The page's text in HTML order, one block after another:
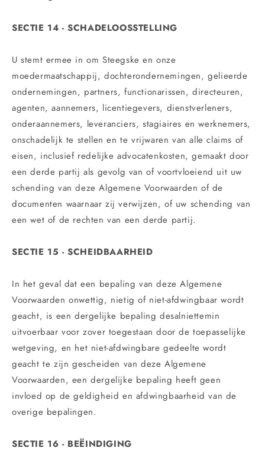
SECTIE 14 - SCHADELOOSSTELLING
U stemt ermee in om Steegske en onze
moedermaatschappij, dochterondernemingen, gelieerde
ondernemingen, partners, functionarissen, directeuren,
agenten, aannemers, licentiegevers, dienstverleners,
onderaannemers, leveranciers, stagiaires en werknemers,
onschadelijk te stellen en te vrijwaren van alle claims of
eisen, inclusief redelijke advocatenkosten, gemaakt door
een derde partij als gevolg van of voortvloeiend uit uw
schending van deze Algemene Voorwaarden of de
documenten waarnaar zij verwijzen, of uw schending van
een wet of de rechten van een derde partij.
SECTIE 15 - SCHEIDBAARHEID
In het geval dat een bepaling van deze Algemene
Voorwaarden onwettig, nietig of niet-afdwingbaar wordt
geacht, is een dergelijke bepaling desalniettemin
uitvoerbaar voor zover toegestaan ​​door de toepasselijke
wetgeving, en het niet-afdwingbare gedeelte wordt
geacht te zijn gescheiden van deze Algemene
Voorwaarden, een dergelijke bepaling heeft geen
invloed op de geldigheid en afdwingbaarheid van de
overige bepalingen.
SECTIE 16 - BEËINDIGING